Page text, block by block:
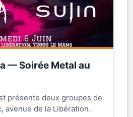
— Soirée Metal au
présente deux groupes de
avenue de la Libération.